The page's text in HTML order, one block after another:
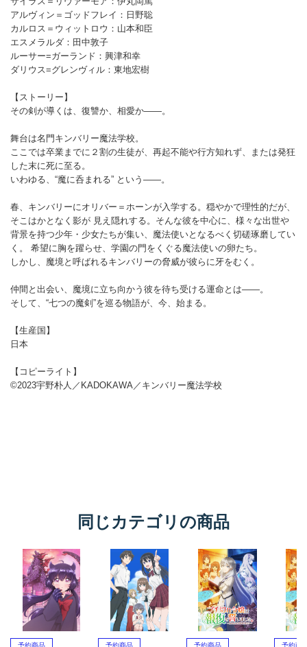
同じカテゴリの商品
予約商品 予約商品 予約商品 予約商